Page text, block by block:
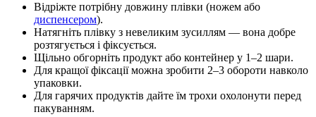
Відріжте потрібну довжину плівки (ножем або
диспенсером).
Натягніть плівку з невеликим зусиллям — вона добре
розтягується і фіксується.
Щільно обгорніть продукт або контейнер у 1–2 шари.
Для кращої фіксації можна зробити 2–3 обороти навколо
упаковки.
Для гарячих продуктів дайте їм трохи охолонути перед
пакуванням.